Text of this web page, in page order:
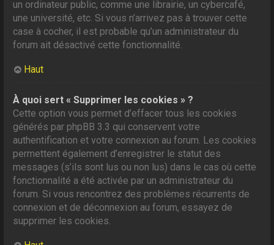
un ordinateur public, comme une librairie, un cybercafé,
une université, etc. Si vous n’arrivez pas à trouver cette
case à cocher, il est probable qu’un administrateur du
forum ait désactivé cette fonctionnalité.
Haut
À quoi sert « Supprimer les cookies » ?
Cette option vous permet d’effacer tous les cookies
générés par phpBB 3.3 qui conservent votre
authentification et votre connexion au forum. Les cookies
permettent également d’enregistrer le statut des
messages (s’ils sont lus ou non lus) dans le cas où cette
fonctionnalité a été activée par un administrateur du
forum. Si vous rencontrez des problèmes récurrents de
connexion et de déconnexion au forum, essayez de
supprimer les cookies.